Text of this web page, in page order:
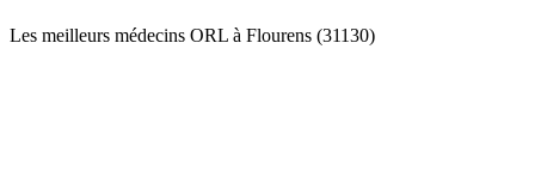
Les meilleurs médecins ORL à Flourens (31130)